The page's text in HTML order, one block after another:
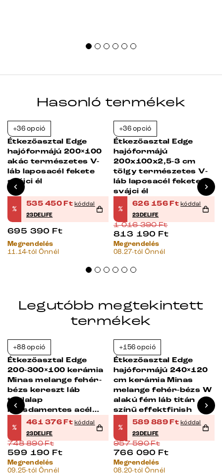
Hasonló termékek
+36 opció
Étkezőasztal Edge
hajóformájú 200×100
akác természetes V-
láb laposacél fekete
svájci él
%
535 450Ft kóddal
23DELIFE
695 390 Ft
Megrendelés
11.14-tól Önnél
+36 opció
Étkezőasztal Edge
hajóformájú
200x100x2,5-3 cm
tölgy természetes V-
láb laposacél fekete
svájci él
%
626 156Ft kóddal
23DELIFE
1 016 390Ft
813 190 Ft
Megrendelés
08.27-tól Önnél
Legutóbb megtekintett
termékek
+88 opció
Étkezőasztal Edge
200-300×100 kerámia
Minas melange fehér-
bézs kereszt láb
téglalap
rozsdamentes acél
kihúzható
%
461 376Ft kóddal
23DELIFE
748 890Ft
599 190 Ft
Megrendelés
09.25-tól Önnél
+156 opció
Étkezőasztal Edge
hajóformájú 240×120
cm kerámia Minas
melange fehér-bézs W
alakú fém láb titán
színű effektfinish
%
589 889Ft kóddal
23DELIFE
957 590Ft
766 090 Ft
Megrendelés
08.20-tól Önnél